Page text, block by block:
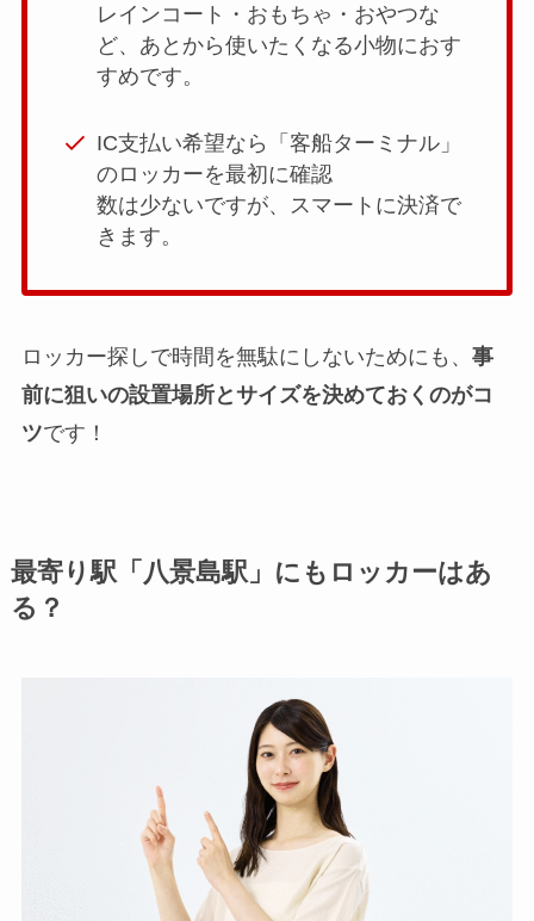
レインコート・おもちゃ・おやつな
ど、あとから使いたくなる小物におす
すめです。
IC支払い希望なら「客船ターミナル」
のロッカーを最初に確認
数は少ないですが、スマートに決済で
きます。
ロッカー探しで時間を無駄にしないためにも、 事
前に狙いの設置場所とサイズを決めておくのがコ
ツです！
最寄り駅「八景島駅」にもロッカーはあ
る？